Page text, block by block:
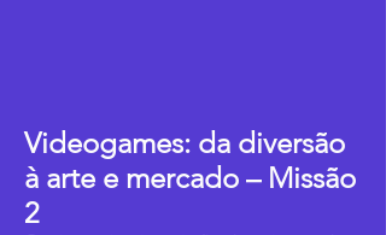
Videogames: da diversão
à arte e mercado – Missão
2